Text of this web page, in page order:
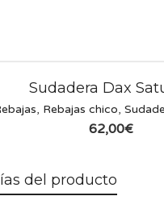
Sudadera Dax
, Rebajas chico,
62,00€
del producto